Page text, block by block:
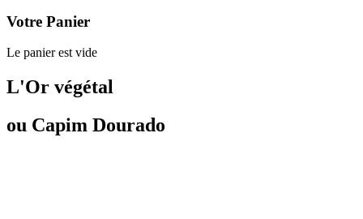
Votre Panier
Le panier est vide
L'Or végétal
ou Capim Dourado